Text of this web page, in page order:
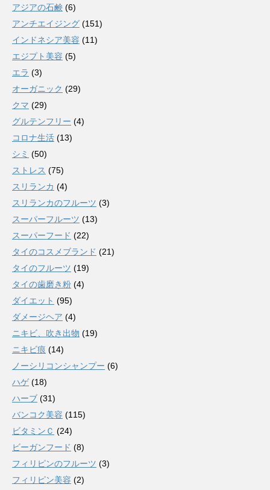
アジアの石鹸 (6)
アンチエイジング (151)
インドネシア美容 (11)
エジプト美容 (5)
エラ (3)
オーガニック (29)
クマ (29)
グルテンフリー (4)
コロナ生活 (13)
シミ (50)
ストレス (75)
スリランカ (4)
スリランカのフルーツ (3)
スーパーフルーツ (13)
スーパーフード (22)
タイのコスメブランド (21)
タイのフルーツ (19)
タイの歯磨き粉 (4)
ダイエット (95)
ダメージヘア (4)
ニキビ、吹き出物 (19)
ニキビ痕 (14)
ノーシリコンシャンプー (6)
ハゲ(18)
ハーブ (31)
バンコク美容 (115)
ビタミンＣ (24)
ビーガンフード (8)
フィリピンのフルーツ (3)
フィリピン美容 (2)